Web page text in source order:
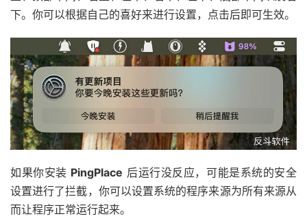
下。你可以根据自己的喜好来进行设置，点击后即可生效。
如果你安装 PingPlace 后运行没反应，可能是系统的安全
设置进行了拦截，你可以设置系统的程序来源为所有来源从
而让程序正常运行起来。